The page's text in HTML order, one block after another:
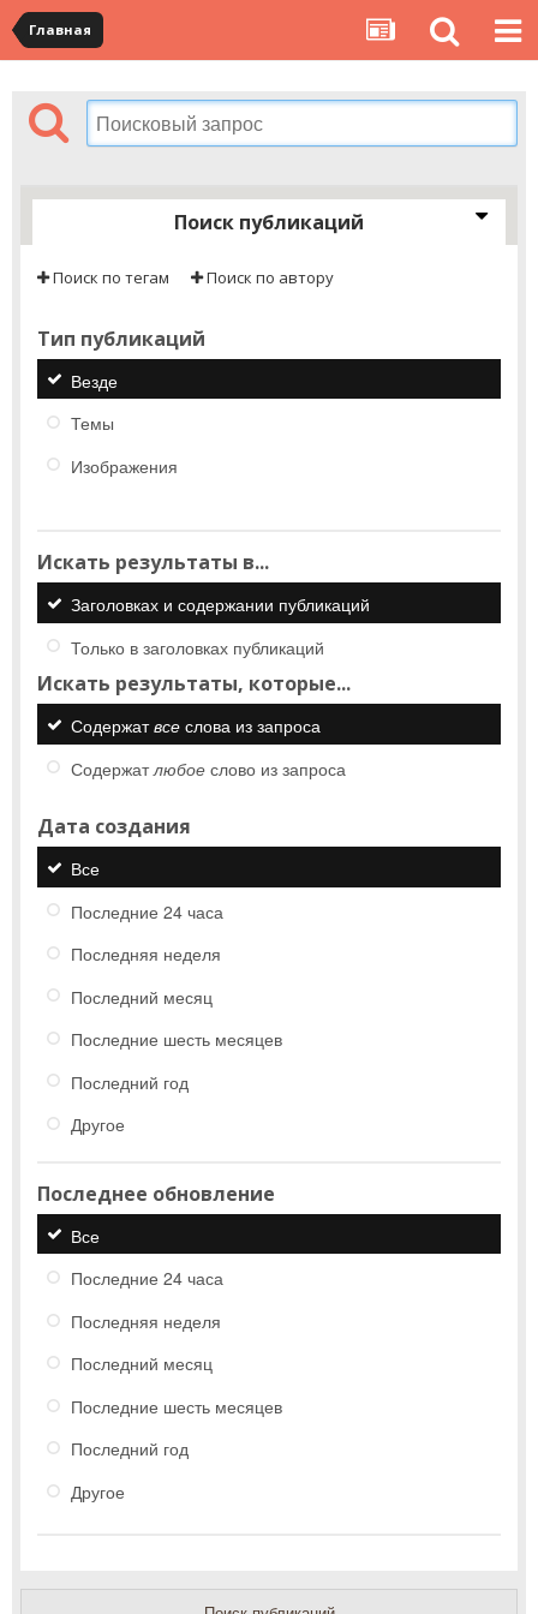
Главная
Поиск публикаций
Поиск по тегам Поиск по автору
Тип публикаций
Везде
Темы
Изображения
Искать результаты в...
Заголовках и содержании публикаций
Только в заголовках публикаций
Искать результаты, которые...
Содержатвсе слова из запроса
Содержатлюбое слово из запроса
Дата создания
Все
Последние 24 часа
Последняя неделя
Последний месяц
Последние шесть месяцев
Последний год
Другое
Последнее обновление
Все
Последние 24 часа
Последняя неделя
Последний месяц
Последние шесть месяцев
Последний год
Другое